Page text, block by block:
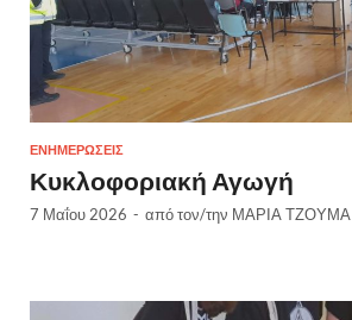
ΕΝΗΜΕΡΏΣΕΙΣ
Κυκλοφοριακή Αγωγή
7 Μαΐου 2026 - από τον/την ΜΑΡΙΑ ΤΖΟΥΜΑ